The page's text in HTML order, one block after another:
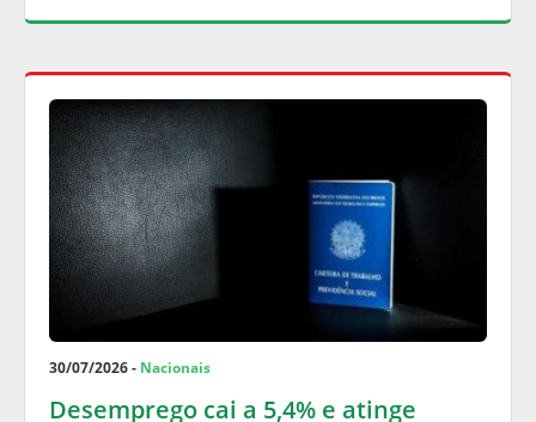
30/07/2026 - Nacionais
Desemprego cai a 5,4% e atinge